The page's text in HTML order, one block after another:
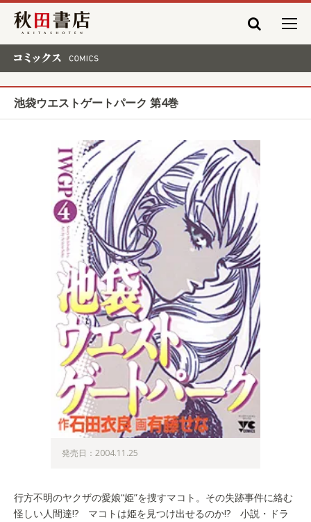
秋田書店
池袋ウエストゲートパーク 第4巻
発売日：2004.11.25
行方不明のヤクザの愛娘“姫”を捜すマコト。その失跡事件に絡む
怪しい人間達!? マコトは姫を見つけ出せるのか!? 小説・ドラ